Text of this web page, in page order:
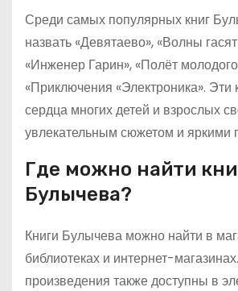
Среди самых популярных книг
назвать «Девятаево», «Волны
«Инженер Гарин», «Полёт
«Приключения «Электроника». Эти
сердца многих детей и взрослых
увлекательным сюжетом и яркими
Где можно найти
Булычева?
Книги Булычева можно найти в
библиотеках и интернет-
произведения также доступны в